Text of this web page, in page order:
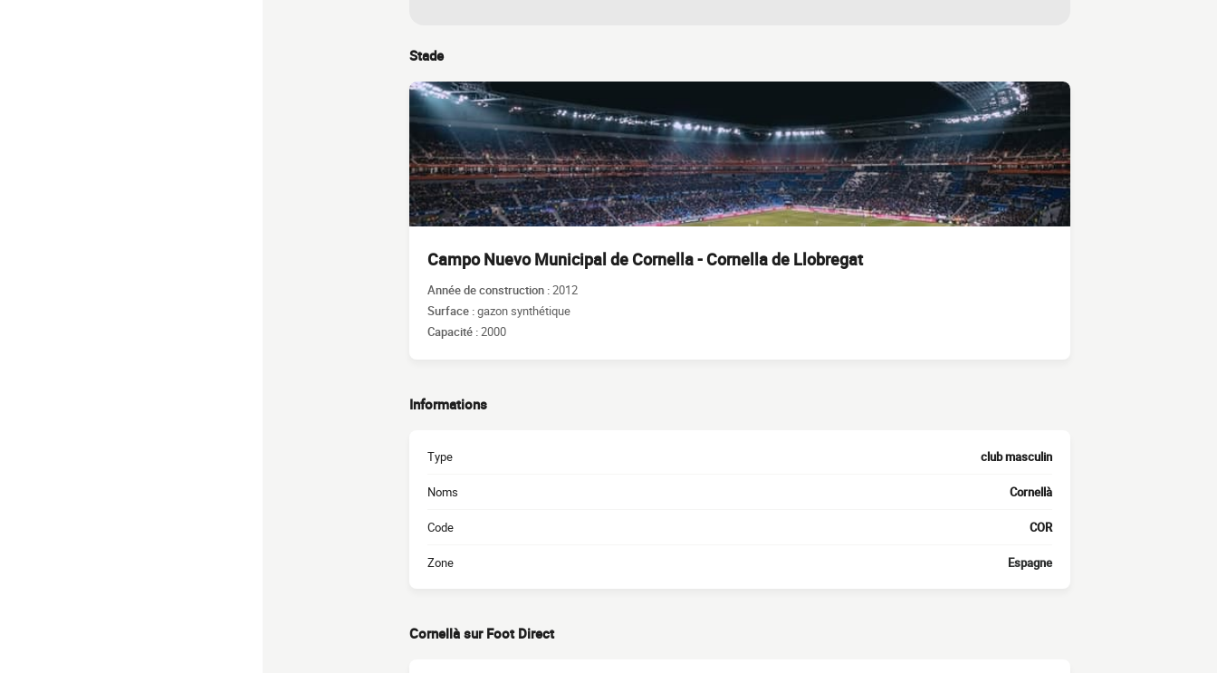
Stade
Campo Nuevo Municipal de Cornella - Cornella de Llobregat
Année de construction :2012
Surface :gazon synthétique
Capacité :2000
Informations
Type club masculin
Noms Cornellà
Code COR
Zone Espagne
Cornellà sur Foot Direct